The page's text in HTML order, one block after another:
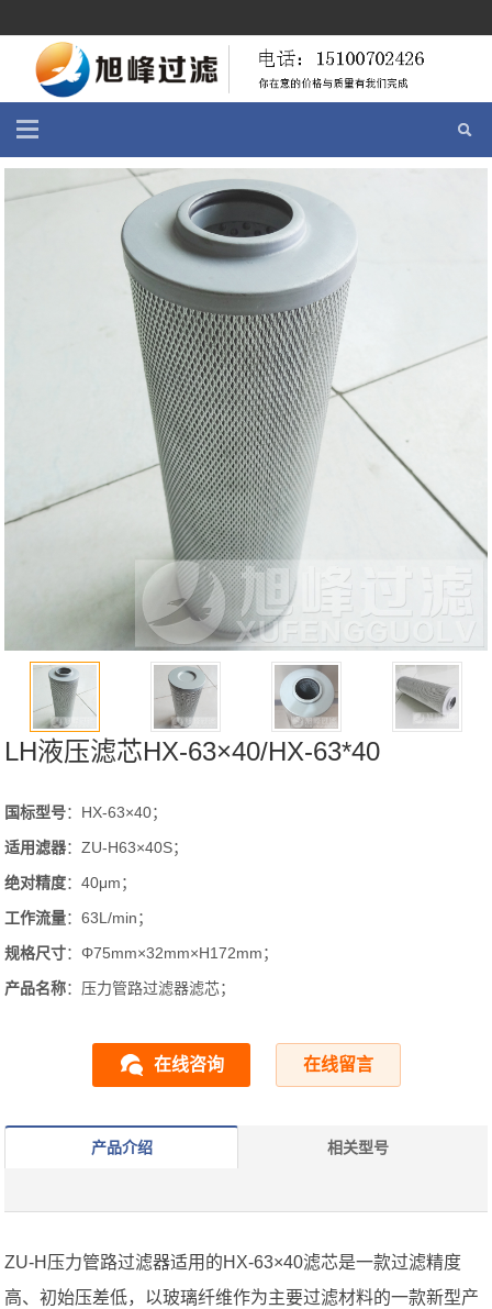
LH液压滤芯HX-63×40/HX-63*40
国标型号：HX-63×40；
适用滤器：ZU-H63×40S；
绝对精度：40μm；
工作流量：63L/min；
规格尺寸：Φ75mm×32mm×H172mm；
产品名称：压力管路过滤器滤芯；
在线咨询 在线留言
产品介绍 相关型号
ZU-H压力管路过滤器适用的HX-63×40滤芯是一款过滤精度
高、初始压差低，以玻璃纤维作为主要过滤材料的一款新型产